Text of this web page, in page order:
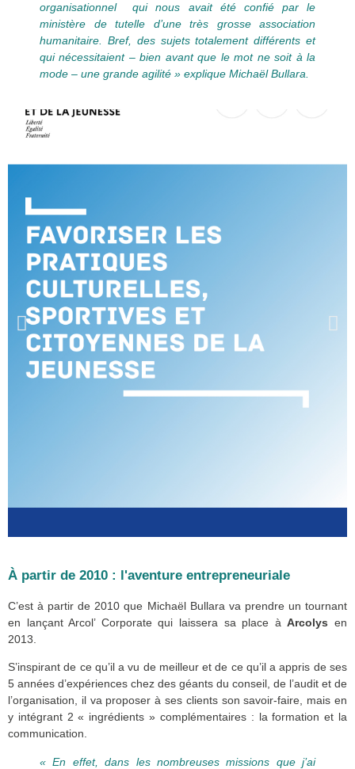
organisationnel qui nous avait été confié par le
ministère de tutelle d’une très grosse association
humanitaire. Bref, des sujets totalement différents et
qui nécessitaient – bien avant que le mot ne soit à la
mode – une grande agilité » explique Michaël Bullara.
Rapport de mission ministérielle sur
À partir de 2010 : l'aventure entrepreneuriale
C’est à partir de 2010 que Michaël Bullara va prendre un tournant
en lançant Arcol’ Corporate qui laissera sa place àArcolys en
2013.
S’inspirant de ce qu’il a vu de meilleur et de ce qu’il a appris de ses
5 années d’expériences chez des géants du conseil, de l’audit et de
l’organisation, il va proposer à ses clients son savoir-faire, mais en
y intégrant 2 « ingrédients » complémentaires : la formation et la
communication.
« En effet, dans les nombreuses missions que j’ai